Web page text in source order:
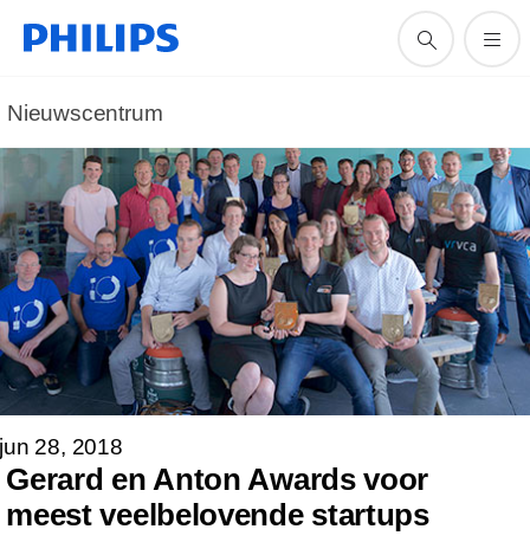
Nieuwscentrum
jun 28, 2018
Gerard en Anton Awards voor
meest veelbelovende startups